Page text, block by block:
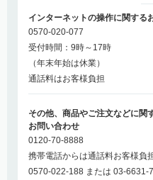
インターネットの操作に関する
0570-020-077
受付時間：9時～17時
（年末年始は休業）
通話料はお客様負担
その他、商品やご注文などに関
お問い合わせ
0120-70-8888
携帯電話からは通話料お客様負
0570-022-188 または 03-6631-